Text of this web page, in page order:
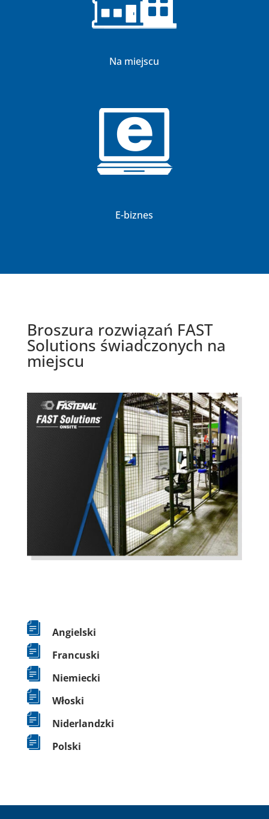
Na miejscu
E-biznes
Broszura rozwiązań FAST
Solutions świadczonych na
miejscu
Angielski
Francuski
Niemiecki
Włoski
Niderlandzki
Polski